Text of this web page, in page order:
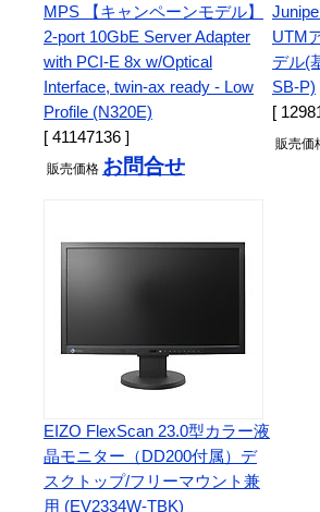
MPS 【キャンペーンモデル】
2-port 10GbE Server Adapter
with PCI-E 8x w/Optical
Interface, twin-ax ready - Low
Profile (N320E)
[ 41147136 ]
販売価格 お問合せ
UTM
デル(
SB-P)
[
販売価
EIZO FlexScan 23.0型カラー液
晶モニター（DD200付属）デ
スクトップ/フリーマウント兼
用 (EV2334W-TBK)